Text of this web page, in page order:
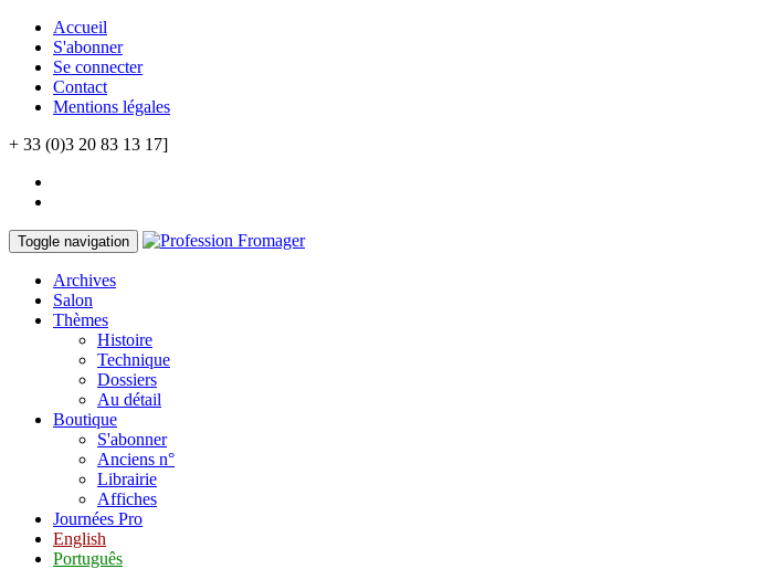
Accueil
S'abonner
Se connecter
Contact
Mentions légales
+ 33 (0)3 20 83 13 17]
Toggle navigation
Archives
Salon
Thèmes
Histoire
Technique
Dossiers
Au détail
Boutique
S'abonner
Anciens n°
Librairie
Affiches
Journées Pro
English
Português